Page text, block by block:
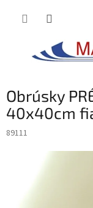
Obrúsky
40x40cm
89111